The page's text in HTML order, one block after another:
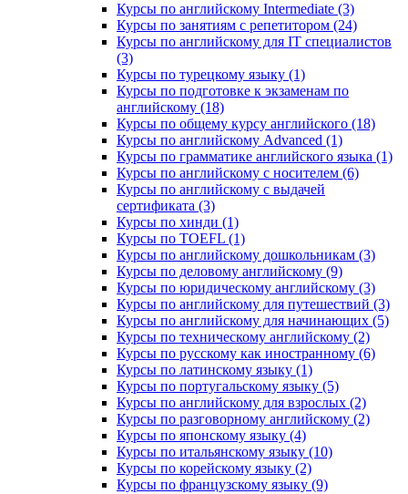
Курсы по английскому Intermediate (3)
Курсы по занятиям с репетитором (24)
Курсы по английскому для IT специалистов
(3)
Курсы по турецкому языку (1)
Курсы по подготовке к экзаменам по
английскому (18)
Курсы по общему курсу английского (18)
Курсы по английскому Advanced (1)
Курсы по грамматике английского языка (1)
Курсы по английскому с носителем (6)
Курсы по английскому с выдачей
сертификата (3)
Курсы по хинди (1)
Курсы по TOEFL (1)
Курсы по английскому дошкольникам (3)
Курсы по деловому английскому (9)
Курсы по юридическому английскому (3)
Курсы по английскому для путешествий (3)
Курсы по английскому для начинающих (5)
Курсы по техническому английскому (2)
Курсы по русскому как иностранному (6)
Курсы по латинскому языку (1)
Курсы по португальскому языку (5)
Курсы по английскому для взрослых (2)
Курсы по разговорному английскому (2)
Курсы по японскому языку (4)
Курсы по итальянскому языку (10)
Курсы по корейскому языку (2)
Курсы по французскому языку (9)